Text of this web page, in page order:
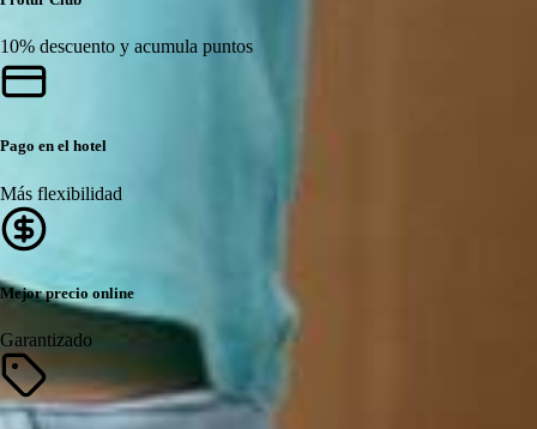
10% descuento y acumula puntos
Pago en el hotel
Más flexibilidad
Mejor precio online
Garantizado